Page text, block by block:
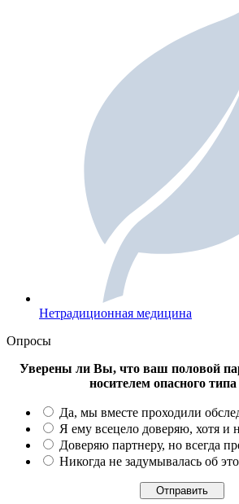
Нетрадиционная медицина
Опросы
Уверены ли Вы, что ваш половой
носителем опасного
Да, мы вместе проходили
Я ему всецело доверяю, хотя и
Доверяю партнеру, но всегда
Никогда не задумывалась об